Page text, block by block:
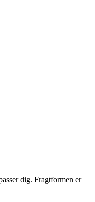
dig. Fragtformen er